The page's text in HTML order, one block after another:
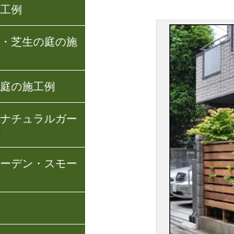
例
芝生の庭の施
の施工例
チュラルガー
デン・スモー